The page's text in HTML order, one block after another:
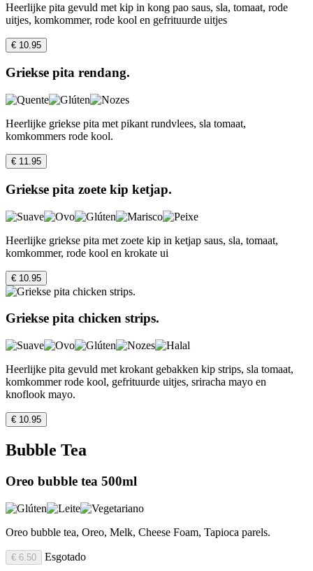
Heerlijke pita gevuld met kip in kong pao saus, sla, tomaat, rode
uitjes, komkommer, rode kool en gefrituurde uitjes
€ 10.95
Griekse pita rendang.
Heerlijke griekse pita met pikant rundvlees, sla tomaat,
komkommers rode kool.
€ 11.95
Griekse pita zoete kip ketjap.
Heerlijke griekse pita met zoete kip in ketjap saus, sla, tomaat,
komkommer, rode kool en krokate ui
€ 10.95
Griekse pita chicken strips.
Heerlijke pita gevuld met krokant gebakken kip strips, sla tomaat,
komkommer rode kool, gefrituurde uitjes, sriracha mayo en
knoflook mayo.
€ 10.95
Bubble Tea
Oreo bubble tea 500ml
Oreo bubble tea, Oreo, Melk, Cheese Foam, Tapioca parels.
€ 6.50 Esgotado